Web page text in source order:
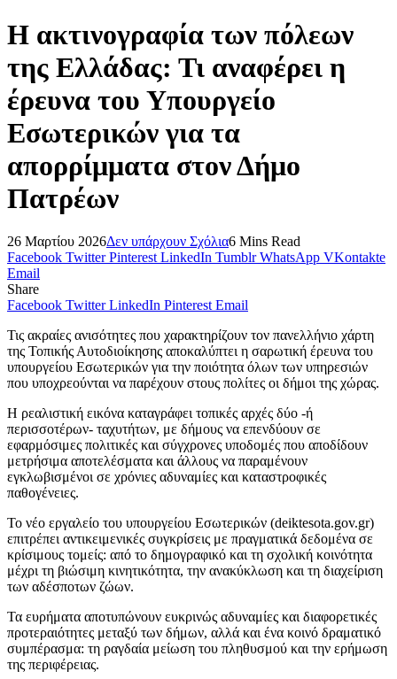
Η ακτινογραφία των πόλεων
της Ελλάδας: Τι αναφέρει η
έρευνα του Υπουργείο
Εσωτερικών για τα
απορρίμματα στον Δήμο
Πατρέων
26 Μαρτίου 2026Δεν υπάρχουν Σχόλια6 Mins Read
Facebook Twitter Pinterest LinkedIn Tumblr WhatsApp VKontakte
Email
Share
Facebook Twitter LinkedIn Pinterest Email
Τις ακραίες ανισότητες που χαρακτηρίζουν τον πανελλήνιο χάρτη
της Τοπικής Αυτοδιοίκησης αποκαλύπτει η σαρωτική έρευνα του
υπουργείου Εσωτερικών για την ποιότητα όλων των υπηρεσιών
που υποχρεούνται να παρέχουν στους πολίτες οι δήμοι της χώρας.
Η ρεαλιστική εικόνα καταγράφει τοπικές αρχές δύο -ή
περισσοτέρων- ταχυτήτων, με δήμους να επενδύουν σε
εφαρμόσιμες πολιτικές και σύγχρονες υποδομές που αποδίδουν
μετρήσιμα αποτελέσματα και άλλους να παραμένουν
εγκλωβισμένοι σε χρόνιες αδυναμίες και καταστροφικές
παθογένειες.
Το νέο εργαλείο του υπουργείου Εσωτερικών (deiktesota.gov.gr)
επιτρέπει αντικειμενικές συγκρίσεις με πραγματικά δεδομένα σε
κρίσιμους τομείς: από το δημογραφικό και τη σχολική κοινότητα
μέχρι τη βιώσιμη κινητικότητα, την ανακύκλωση και τη διαχείριση
των αδέσποτων ζώων.
Τα ευρήματα αποτυπώνουν ευκρινώς αδυναμίες και διαφορετικές
προτεραιότητες μεταξύ των δήμων, αλλά και ένα κοινό δραματικό
συμπέρασμα: τη ραγδαία μείωση του πληθυσμού και την ερήμωση
της περιφέρειας.